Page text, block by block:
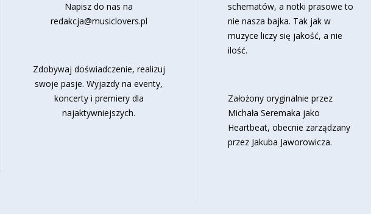
Napisz do nas na
redakcja@musiclovers.pl
Zdobywaj doświadczenie, realizuj
swoje pasje. Wyjazdy na eventy,
koncerty i premiery dla
najaktywniejszych.
schematów, a notki prasowe to
nie nasza bajka. Tak jak w
muzyce liczy się jakość, a nie
ilość.
Założony oryginalnie przez
Michała Seremaka jako
Heartbeat, obecnie zarządzany
przez Jakuba Jaworowicza.